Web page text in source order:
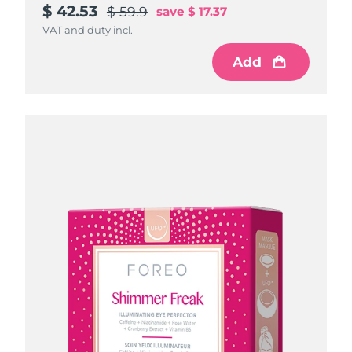
$ 42.53 $ 59.9 save $ 17.37
VAT and duty incl.
Add